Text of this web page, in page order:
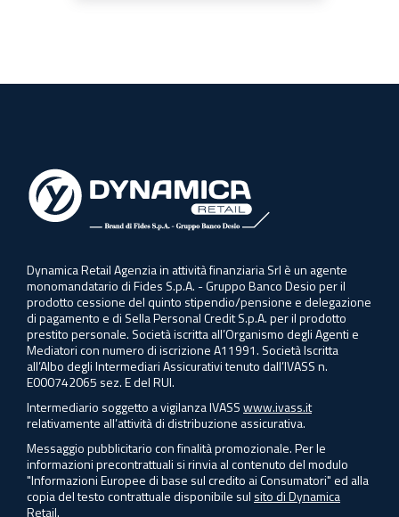
Dynamica Retail Agenzia in attività finanziaria Srl è un agente
monomandatario di Fides S.p.A. - Gruppo Banco Desio per il
prodotto cessione del quinto stipendio/pensione e delegazione
di pagamento e di Sella Personal Credit S.p.A. per il prodotto
prestito personale. Società iscritta all’Organismo degli Agenti e
Mediatori con numero di iscrizione A11991. Società Iscritta
all’Albo degli Intermediari Assicurativi tenuto dall’IVASS n.
E000742065 sez. E del RUI.
Intermediario soggetto a vigilanza IVASSwww.ivass.it
relativamente all’attività di distribuzione assicurativa.
Messaggio pubblicitario con finalità promozionale. Per le
informazioni precontrattuali si rinvia al contenuto del modulo
"Informazioni Europee di base sul credito ai Consumatori" ed alla
copia del testo contrattuale disponibile sul sito di Dynamica
Retail.